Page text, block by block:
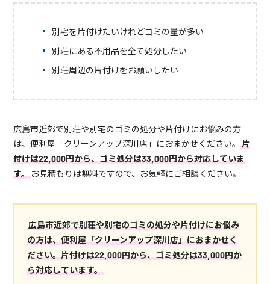
別宅を片付けたいけれどゴミの量が多い
別荘にある不用品を全て処分したい
別荘周辺の片付けをお願いしたい
広島市近郊で別荘や別宅のゴミの処分や片付けにお悩みの方
は、便利屋「クリーンアップ深川店」におまかせください。片
付けは22,000円から、ゴミ処分は33,000円から対応していま
す。 お見積もりは無料ですので、お気軽にご相談ください。
広島市近郊で別荘や別宅のゴミの処分や片付けにお悩み
の方は、便利屋「クリーンアップ深川店」におまかせく
ださい。片付けは22,000円から、ゴミ処分は33,000円か
ら対応しています。